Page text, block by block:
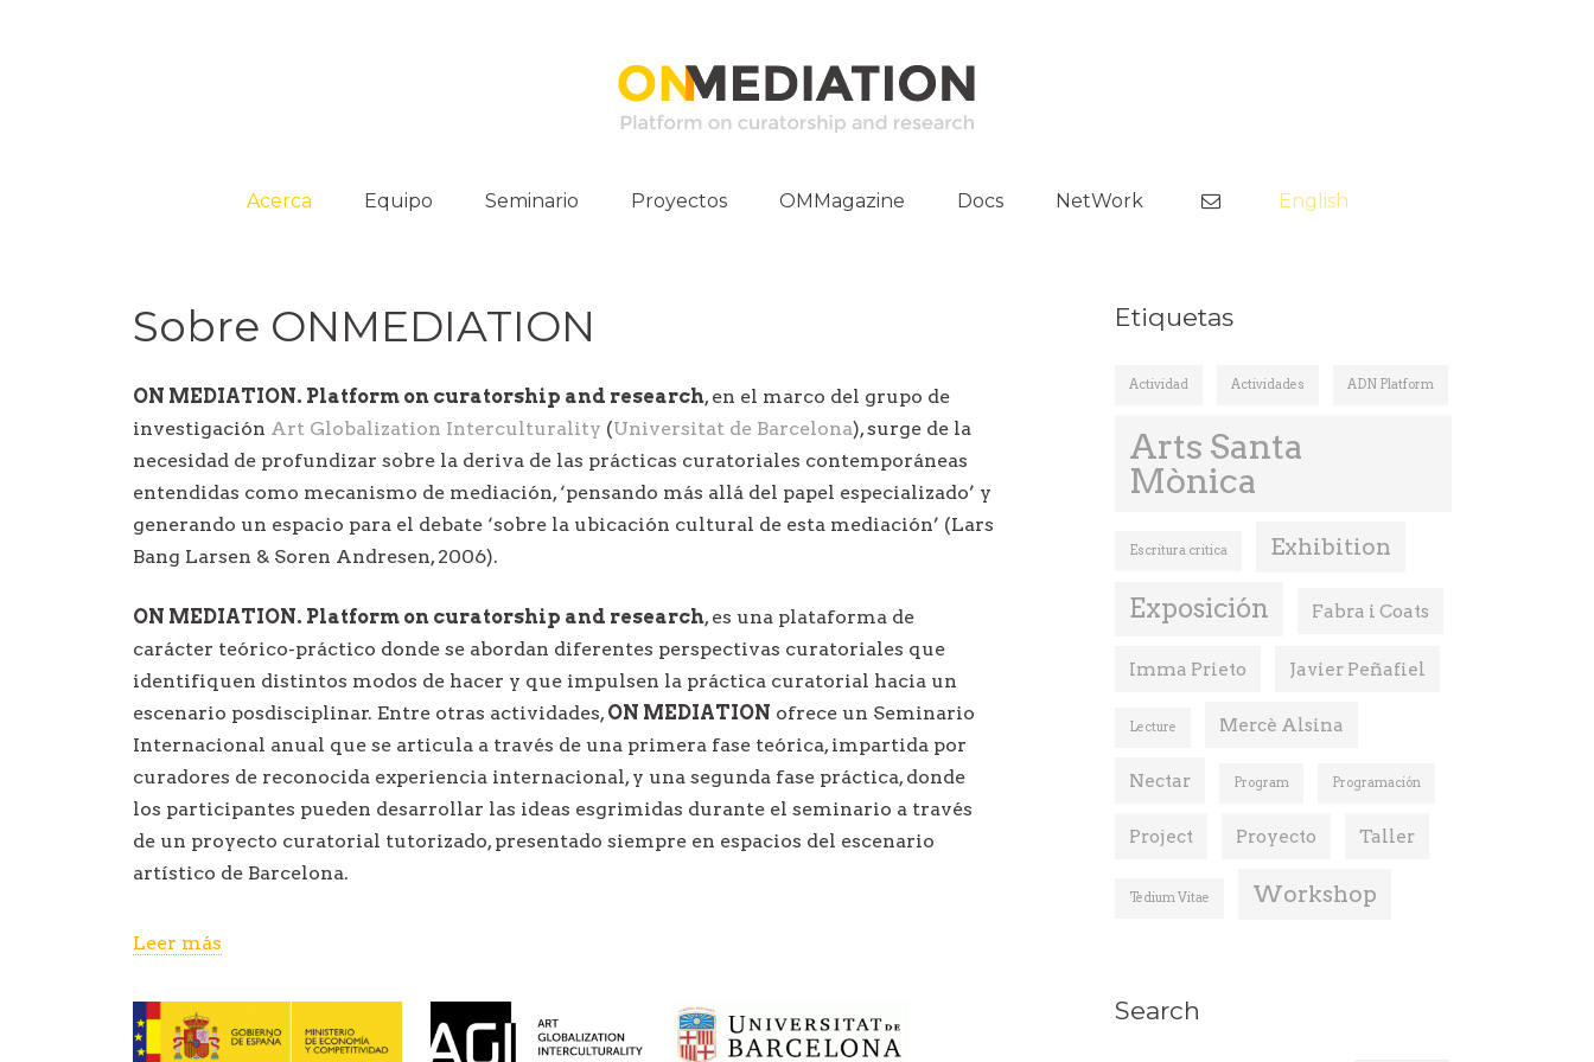
Acerca Equipo
Comisarios
Seminario Proyectos OMMagazine Docs NetWork English
Sobre ONMEDIATION
ON MEDIATION. Platform on curatorship and research, en el marco del grupo de
investigación Art Globalization Interculturality (Universitat de Barcelona), surge de la
necesidad de profundizar sobre la deriva de las prácticas curatoriales contemporáneas
entendidas como mecanismo de mediación, ‘pensando más allá del papel especializado’ y
generando un espacio para el debate ‘sobre la ubicación cultural de esta mediación’ (Lars
Bang Larsen & Soren Andresen, 2006).
ON MEDIATION. Platform on curatorship and research, es una plataforma de
carácter teórico-práctico donde se abordan diferentes perspectivas curatoriales que
identifiquen distintos modos de hacer y que impulsen la práctica curatorial hacia un
escenario posdisciplinar. Entre otras actividades, ON MEDIATION ofrece un Seminario
Internacional anual que se articula a través de una primera fase teórica, impartida por
curadores de reconocida experiencia internacional, y una segunda fase práctica, donde
los participantes pueden desarrollar las ideas esgrimidas durante el seminario a través
de un proyecto curatorial tutorizado, presentado siempre en espacios del escenario
artístico de Barcelona.
Cuando desde ON MEDIATION
aspectos:
La investigación como experiencia , que debe ser el punto de partida de todo
Leer más
Etiquetas
Actividad Actividades ADN Platform
Arts Santa
Mònica
Escritura critica Exhibition
Exposición Fabra i Coats
Imma Prieto Javier Peñafiel
Lecture Mercè Alsina
Nectar Program Programación
Project Proyecto Taller
Tedium Vitae Workshop
Search